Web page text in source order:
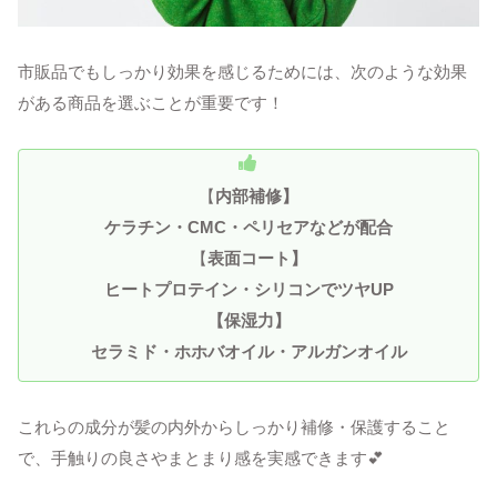
市販品でもしっかり効果を感じるためには、次のような効果
がある商品を選ぶことが重要です！
【内部補修】
ケラチン・CMC・ペリセアなどが配合
【表面コート】
ヒートプロテイン・シリコンでツヤUP
【保湿力】
セラミド・ホホバオイル・アルガンオイル
これらの成分が髪の内外からしっかり補修・保護すること
で、手触りの良さやまとまり感を実感できます💕